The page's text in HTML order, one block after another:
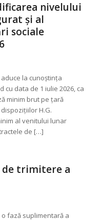
nivelului
și al
sociale
la cunoștința
data de 1 iulie 2026, ca
minim brut pe țară
H.G.
al venitului lunar
de […]
de trimitere a
fază suplimentară a